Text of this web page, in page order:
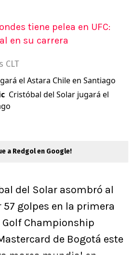
tiene pelea en UFC:
en su carrera
CLT
Cristóbal del Solar jugará el
a Redgol en Google!
del Solar asombró al
golpes en la primera
Championship
de Bogotá este
marca mundial en